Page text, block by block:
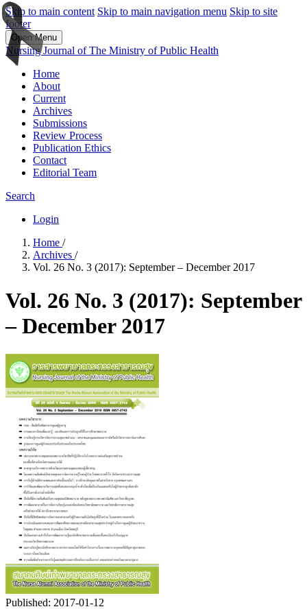
Skip to main content Skip to main navigation menu Skip to site
footer
Open Menu
Nursing Journal of The Ministry of Public Health
Home
About
Current
Archives
Submissions
Review Process
Publication Ethics
Contact
Editorial Team
Search
Login
Home /
Archives /
Vol. 26 No. 3 (2017): September – December 2017
Vol. 26 No. 3 (2017): September
– December 2017
Published: 2017-01-12